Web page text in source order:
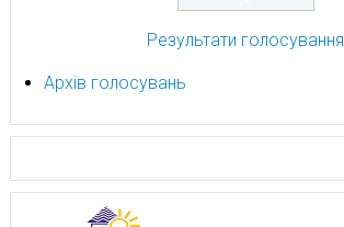
Результати голосування
Архів голосувань